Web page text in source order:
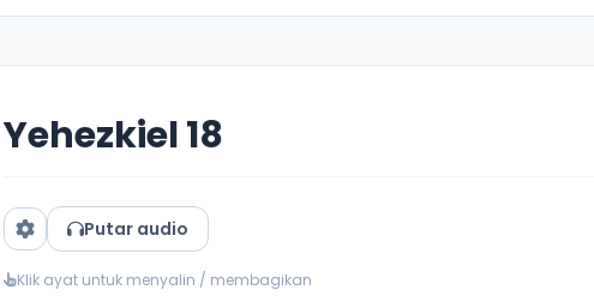
Yehezkiel 18
Putar audio
Klik ayat untuk menyalin / membagikan